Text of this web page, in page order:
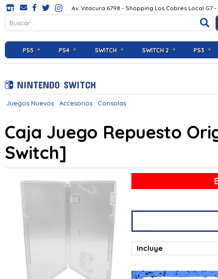
Av. Vitacura 6798 - Shopping Los Cobres Local G7
PS5 PS4 SWITCH SWITCH 2 PS3
NINTENDO SWITCH
Juegos Nuevos Accesorios Consolas
Caja Juego Repuesto
Switch]
Incluye